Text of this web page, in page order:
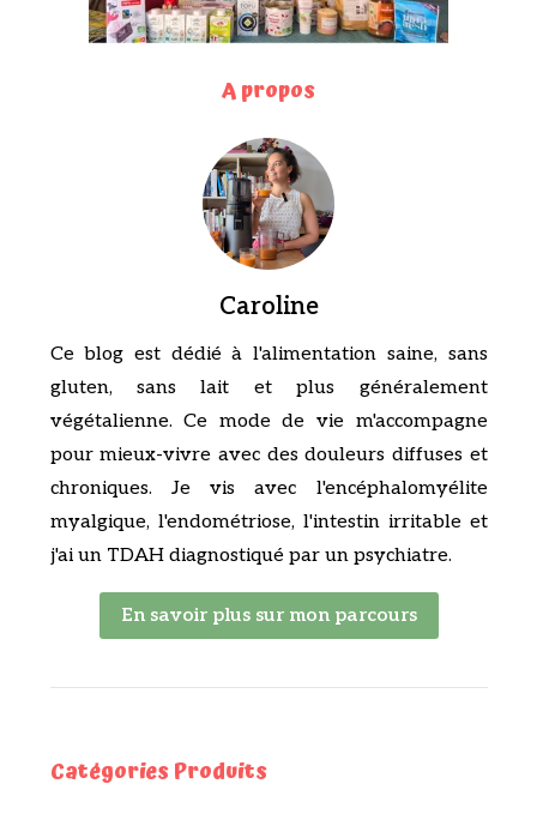
A propos
Caroline
Ce blog est dédié à l'alimentation saine, sans
gluten, sans lait et plus généralement
végétalienne. Ce mode de vie m'accompagne
pour mieux-vivre avec des douleurs diffuses et
chroniques. Je vis avec l'encéphalomyélite
myalgique, l'endométriose, l'intestin irritable et
j'ai un TDAH diagnostiqué par un psychiatre.
En savoir plus sur mon parcours
Catégories Produits